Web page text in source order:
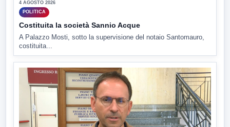
4 AGOSTO 2026
POLITICA
Costituita la società Sannio Acque
A Palazzo Mosti, sotto la supervisione del notaio Santomauro,
costituita...